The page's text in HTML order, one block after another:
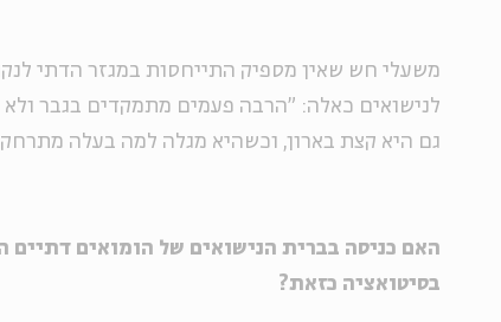
משעלי חש שאין מספיק התייחסות במגזר הדתי
לנישואים כאלה: "הרבה פעמים מתמקדים בגבר ולא
גם היא קצת בארון, וכשהיא מגלה למה בעלה מתרחק
האם כניסה בברית הנישואים של הומואים דתיים
בסיטואציה כזאת?